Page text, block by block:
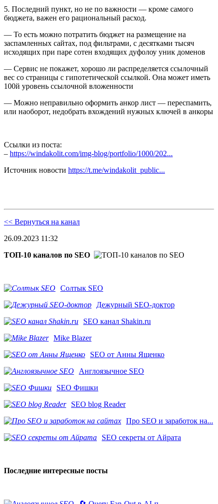
5. Последний пункт, но не по важности — кроме самого
бюджета, важен его рациональный расход.
— То есть можно потратить бюджет на размещение на
заспамленных сайтах, под фильтрами, с десятками тысяч
исходящих при паре сотен входящих дуфолоу уник доменов
— Сервис не покажет, хорошо ли распределяется ссылочный
вес со страницы с гипотетической ссылкой. Она может иметь
100й уровень ссылочной вложенности
— Можно неправильно оформить анкор лист — переспамить,
или наоборот, недобрать вхождений нужных ключей в анкоры
Ссылки из поста:
– https://windakolit.com/img-blog/portfolio/1000/202...
Источник новости https://t.me/windakolit_public...
<< Вернуться на канал
26.09.2023 11:32
ТОП-10 каналов по SEO
Солтык SEO
Дежурный SEO-доктор
SEO канал Shakin.ru
Mike Blazer
SEO от Анны Ященко
Англоязычное SEO
SEO Фишки
SEO blog Reader
Про SEO и заработок на...
SEO секреты от Айрата
Последние интересные посты